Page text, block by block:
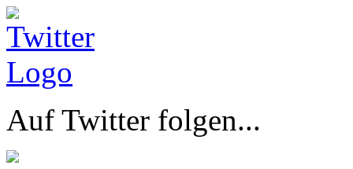
Auf Twitter folgen...